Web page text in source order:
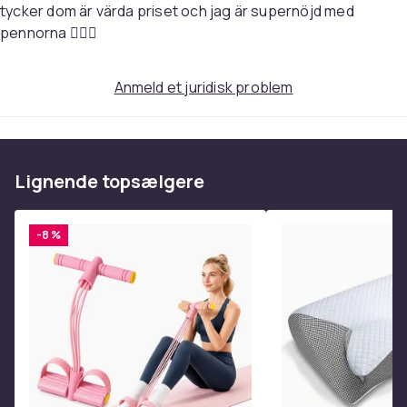
Praktisk opbevaring
Alle 168 farveblyanter kommer i en praktisk taske med
organiseret og hav dem altid lige ved hånden uden
Materiale: PP, oxford klud, polyester + nylon
Antal styk: 168 stk
Dobbelt spids: Ja
Taske og organizer medfølger: Ja
Effektiv genopfyldning: 300 m
Mål: 30 x 20 x 16,5 cm
Vægt: 2.879 kg
Pakkevægt: 3.093 kg
Taske
Justerbar rem (67-118 cm)
tycker dom är värda priset och jag är supernöjd med
pennorna 👍🏻😊
Anmeld et juridisk problem
Lignende topsælgere
-8 %